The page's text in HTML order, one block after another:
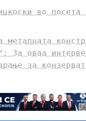
во посета
металната
За оваа
за